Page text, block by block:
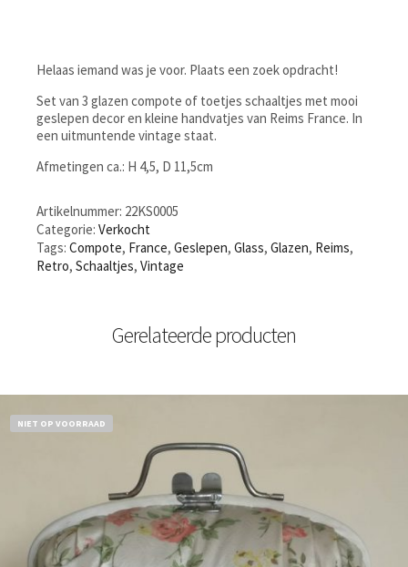
Helaas iemand was je voor. Plaats een zoek opdracht!
Set van 3 glazen compote of toetjes schaaltjes met mooi
geslepen decor en kleine handvatjes van Reims France. In
een uitmuntende vintage staat.
Afmetingen ca.: H 4,5, D 11,5cm
Artikelnummer: 22KS0005
Categorie: Verkocht
Tags: Compote, France, Geslepen, Glass, Glazen, Reims,
Retro, Schaaltjes, Vintage
Gerelateerde producten
NIET OP VOORRAAD